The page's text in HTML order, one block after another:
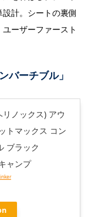
計。シートの裏側
ーザーファースト
バーチブル」
ノックス) アウ
トマックス コン
ブラック
ャンプ